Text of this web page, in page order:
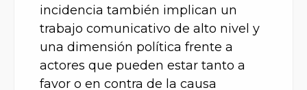
incidencia también implican un
trabajo comunicativo de alto nivel y
una dimensión política frente a
actores que pueden estar tanto a
favor o en contra de la causa